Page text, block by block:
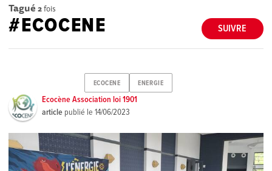
Tagué 2fois
SUIVRE
#ECOCENE
ECOCENE ENERGIE
Ecocène Association loi 1901
article publié le14/06/2023